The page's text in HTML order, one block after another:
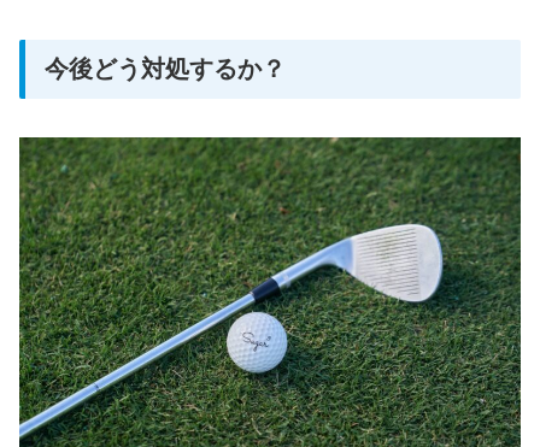
今後どう対処するか？